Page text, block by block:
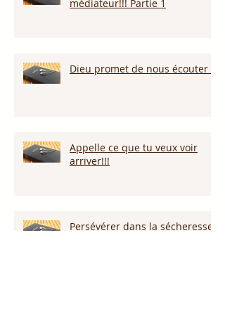
médiateur!!! Partie 1
Dieu promet de nous écouter !
Appelle ce que tu veux voir
arriver!!!
Persévérer dans la sécheresse :